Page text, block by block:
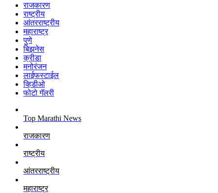
राजकारण
राष्ट्रीय
आंतरराष्ट्रीय
महाराष्ट्र
पुणे
बिझनेस
क्रीडा
मनोरंजन
लाईफस्टाईल
व्हिडीओ
फोटो गॅलरी
Top Marathi News
राजकारण
राष्ट्रीय
आंतरराष्ट्रीय
महाराष्ट्र